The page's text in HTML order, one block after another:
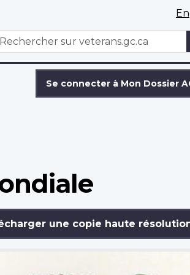
WxT
Se connecter à Mon Dossier
une copie haute